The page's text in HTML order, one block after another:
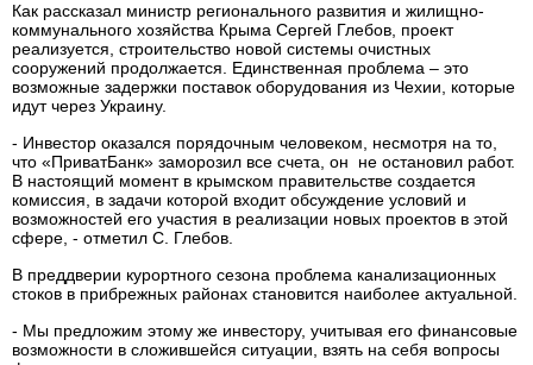
Как рассказал министр регионального развития и жилищно-
коммунального хозяйства Крыма Сергей Глебов, проект
реализуется, строительство новой системы очистных
сооружений продолжается. Единственная проблема – это
возможные задержки поставок оборудования из Чехии, которые
идут через Украину.
- Инвестор оказался порядочным человеком, несмотря на то,
что «ПриватБанк» заморозил все счета, он не остановил работ.
В настоящий момент в крымском правительстве создается
комиссия, в задачи которой входит обсуждение условий и
возможностей его участия в реализации новых проектов в этой
сфере, - отметил С. Глебов.
В преддверии курортного сезона проблема канализационных
стоков в прибрежных районах становится наиболее актуальной.
- Мы предложим этому же инвестору, учитывая его финансовые
возможности в сложившейся ситуации, взять на себя вопросы